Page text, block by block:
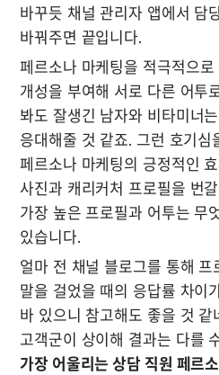
바꾸듯 채널 관리자 앱에서 담
바꿔주면 끝입니다.
페르소나 마케팅을 적극적으
개성을 부여해 서로 다른 어투
봐도 잘생긴 남자와 비타미너
응대해줄 것 같죠. 그런 호기심
페르소나 마케팅의 긍정적인
사진과 캐리커처 프로필을 번
가장 높은 프로필과 어투는 무
있습니다.
얼마 전 채널 블로그를 통해 프
말을 걸었을 때의 응답률 차이
바 있으니 참고해도 좋을 것 같
고객군이 상이해 결과는 다를
가장 어울리는 상담 직원 페르